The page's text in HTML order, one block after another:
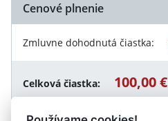
Cenové plnenie
Zmluvne dohodnutá čiastka:
Celková čiastka: 100,00 €